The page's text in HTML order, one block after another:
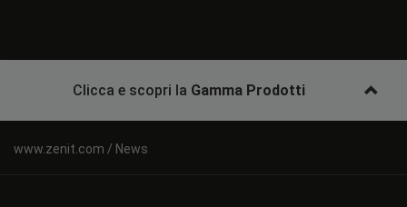
Clicca e scopri la Gamma Prodotti
News